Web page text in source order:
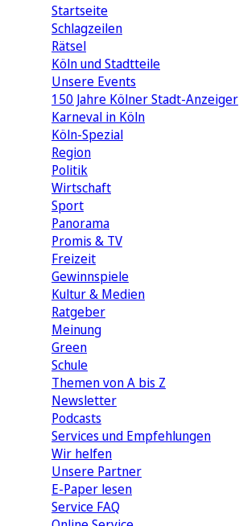
Startseite
Schlagzeilen
Rätsel
Köln und Stadtteile
Unsere Events
150 Jahre Kölner Stadt-Anzeiger
Karneval in Köln
Köln-Spezial
Region
Politik
Wirtschaft
Sport
Panorama
Promis & TV
Freizeit
Gewinnspiele
Kultur & Medien
Ratgeber
Meinung
Green
Schule
Themen von A bis Z
Newsletter
Podcasts
Services und Empfehlungen
Wir helfen
Unsere Partner
E-Paper lesen
Service FAQ